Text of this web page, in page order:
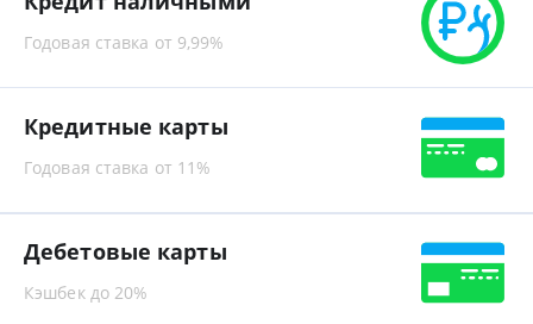
Годовая ставка от 9,99%
Кредитные карты
Годовая ставка от 11%
Дебетовые карты
Кэшбек до 20%